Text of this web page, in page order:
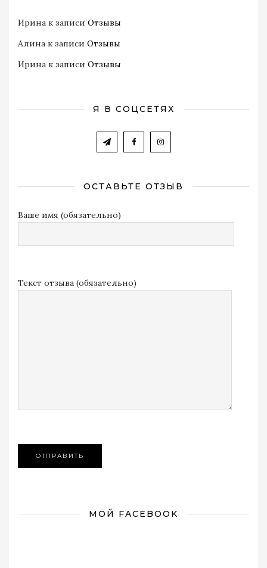
Ирина к записи Отзывы
Алина к записи Отзывы
Ирина к записи Отзывы
Я В СОЦСЕТЯХ
ОСТАВЬТЕ ОТЗЫВ
Ваше имя (обязательно)
Текст отзыва (обязательно)
МОЙ FACEBOOK